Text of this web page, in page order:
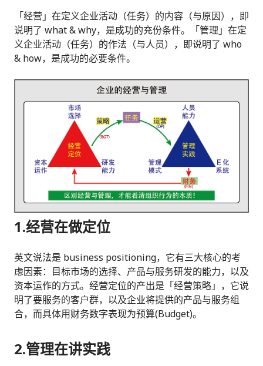
「经营」在定义企业活动（任务）的内容（与原因），即
说明了 what & why，是成功的充份条件。「管理」在定
义企业活动（任务）的作法（与人员），即说明了 who
& how，是成功的必要条件。
1.经营在做定位
英文说法是 business positioning，它有三大核心的考
虑因素：目标市场的选择、产品与服务研发的能力，以及
资本运作的方式。经营定位的产出是「经营策略」，它说
明了要服务的客户群，以及企业将提供的产品与服务组
合，而具体用财务数字表现为预算(Budget)。
2.管理在讲实践